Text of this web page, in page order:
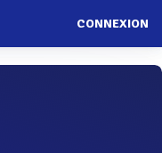
CONNEXION